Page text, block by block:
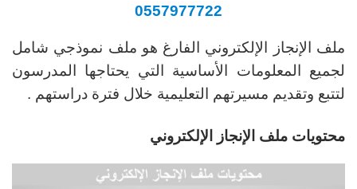
0557977722
ملف الإنجاز الإلكتروني الفارغ هو ملف نموذجي شامل
لجميع المعلومات الأساسية التي يحتاجها المدرسون
لتتبع وتقديم مسيرتهم التعليمية خلال فترة دراستهم .
محتويات ملف الإنجاز الإلكتروني